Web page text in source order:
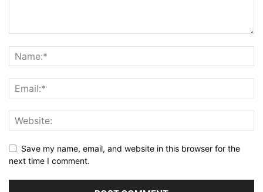
Save my name, email, and website in this browser for the
next time I comment.